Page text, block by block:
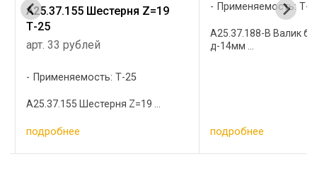
А25.37.155 Шестерня Z=19
Т-25
арт. 33 рублей
Применяемость: Т-25
А25.37.155 Шестерня Z=19 ...
подробнее
Применяемость: Т-
А25.37.188-В Валик
д-14мм ...
подробнее